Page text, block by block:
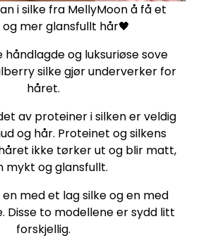
i silke fra MellyMoon å få et
mer glansfullt hår🖤
og luksuriøse sove
silke gjør underverker for
håret.
av proteiner i silken er veldig
og hår. Proteinet og silkens
ikke tørker ut og blir matt,
mykt og glansfullt.
med et lag silke og en med
Disse to modellene er sydd litt
forskjellig.